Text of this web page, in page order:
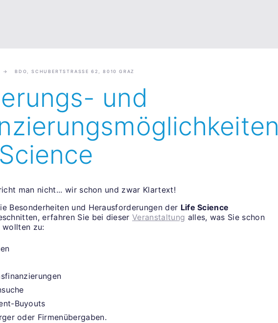
BDO, SCHUBERTSTRASSE 62, 8010 GRAZ
und
man nicht... wir schon und zwar Klartext!
Besonderheiten und Herausforderungen der Life Science
erfahren Sie bei dieserVeranstaltung alles, was Sie schon
wollten zu:
Buyouts
oder Firmenübergaben.